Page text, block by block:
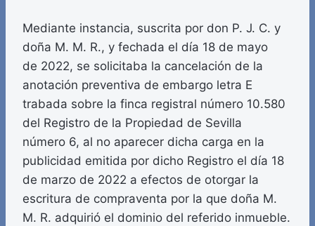
Mediante instancia, suscrita por don P. J. C. y
doña M. M. R., y fechada el día 18 de mayo
de 2022, se solicitaba la cancelación de la
anotación preventiva de embargo letra E
trabada sobre la finca registral número 10.580
del Registro de la Propiedad de Sevilla
número 6, al no aparecer dicha carga en la
publicidad emitida por dicho Registro el día 18
de marzo de 2022 a efectos de otorgar la
escritura de compraventa por la que doña M.
M. R. adquirió el dominio del referido inmueble.